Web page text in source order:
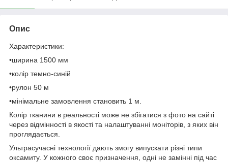
Опис
Характеристики:
•ширина 1500 мм
•колір темно-синій
•рулон 50 м
•мінімальне замовлення становить 1 м.
Колір тканини в реальності може не збігатися з фото на сайті
через відмінності в якості та налаштуванні моніторів, з яких він
проглядається.
Ультрасучасні технології дають змогу випускати різні типи
оксамиту. У кожного своє призначення, одні не замінні під час